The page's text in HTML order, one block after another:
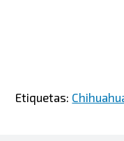
Etiquetas: